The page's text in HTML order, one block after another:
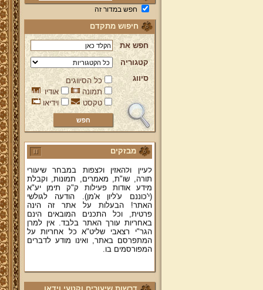
חפש במדור זה
חיפוש מתקדם
חפש את
קטגוריה
סיווג
כל הסיווגים
תמונה
אודיו
טקסט
וידיאו
מבזקים
ברוכים הבאים לאתר מהרי"ץ
יד מהרי"ץ - פורטל תורני למורשת יהדות
תימן, האתר הרשמי להנצחת מורשתו
של גאון רבני תימן ותפארתם מהרי"ץ
זצוק"ל. באתר תמצאו גם תכנים תורניים
והלכתיים רבים של מרן הגאון הרב יצחק
רצאבי שליט"א - פוסק עדת תימן,
מחבר ספרי שלחן ערוך המקוצר ח"ח
ושו"ת עולת יצחק ג"ח ועוד, וכן תוכלו
לעיין ולהאזין ולצפות במבחר שיעורי
תורה, שו"ת, מאמרים, תמונות, וקבלת
מידע אודות פעילות ק"ק תימן יע"א
(י'כוננם ע'ליון א'מן). הודעה לגולשי
האתר! הבעלות על אתר זה הינה
פרטית, וכל התכנים המובאים הינם
באחריות עורך האתר בלבד. אין למרן
הגר"י רצאבי שליט"א כל אחריות על
המתפרסם באתר, ואינו מודע לדברים
המפורסמים בו.
פניה נרגשת אל אחינו בני עדת תימן
יע"א די בכל אתר ואתר